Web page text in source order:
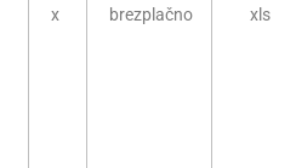
x brezplačno xls